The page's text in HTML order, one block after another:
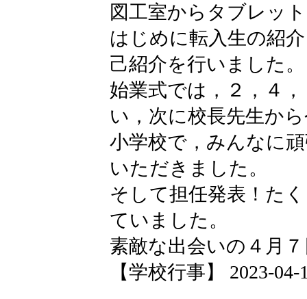
図工室からタブレッ
はじめに転入生の紹
己紹介を行いました。
始業式では，２，４
い，次に校長先生か
小学校で，みんなに
いただきました。
そして担任発表！た
ていました。
素敵な出会いの４月
【学校行事】 2023-04-